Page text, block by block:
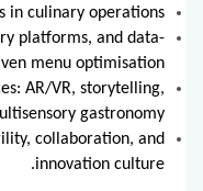
in culinary operations.
platforms, and data-
menu optimisation.
AR/VR, storytelling,
gastronomy.
collaboration, and
innovation culture.